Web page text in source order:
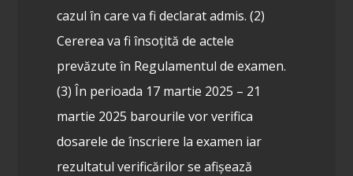
cazul în care va fi declarat admis. (2)
Cererea va fi însoțită de actele
prevăzute în Regulamentul de examen.
(3) În perioada 17 martie 2025 – 21
martie 2025 barourile vor verifica
dosarele de înscriere la examen iar
rezultatul verificărilor se afișează